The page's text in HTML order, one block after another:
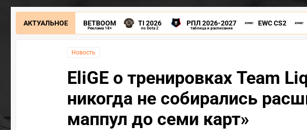
АКТУАЛЬНОЕ BETBOOM
Реклама 18+
TI 2026
по Dota 2
РПЛ 2026-2027
таблица и расписание
EWC CS2
Новость
EliGE о тренировках Team
никогда не собирались
маппул до семи карт»